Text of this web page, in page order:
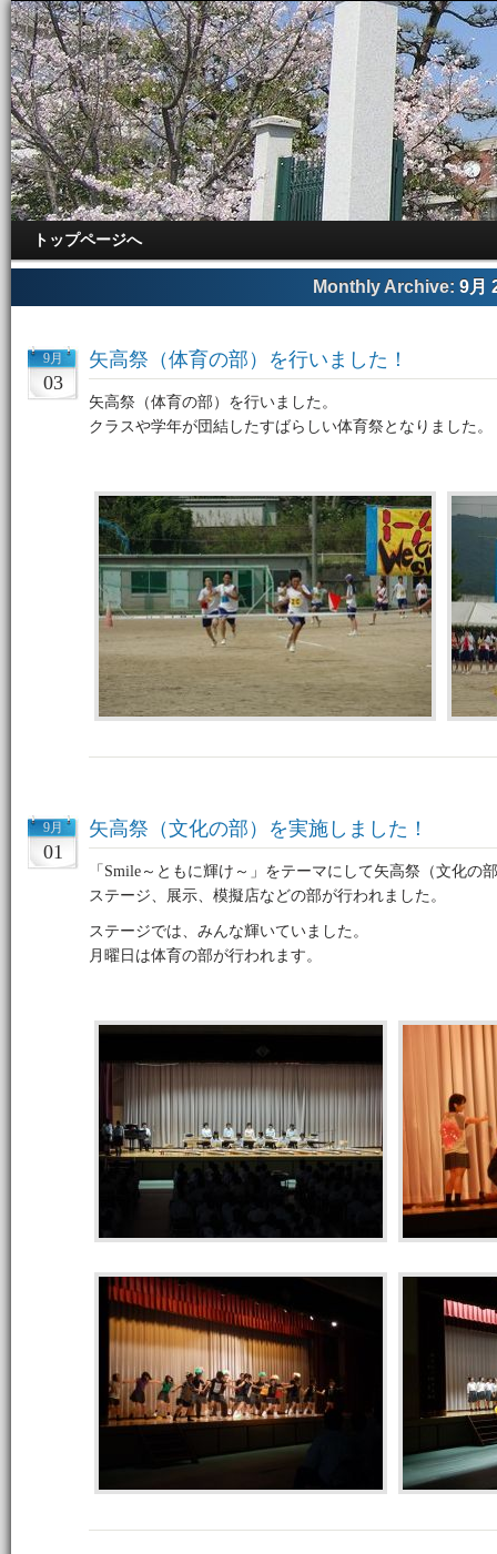
トップページへ
Monthly Archive: 9月
9月
03
矢高祭（体育の部）を行いました！
矢高祭（体育の部）を行いました。
クラスや学年が団結したすばらしい体育祭となりました。
9月
01
矢高祭（文化の部）を実施しました！
「Smile～ともに輝け～」をテーマにして矢高祭（文化の
ステージ、展示、模擬店などの部が行われました。
ステージでは、みんな輝いていました。
月曜日は体育の部が行われます。